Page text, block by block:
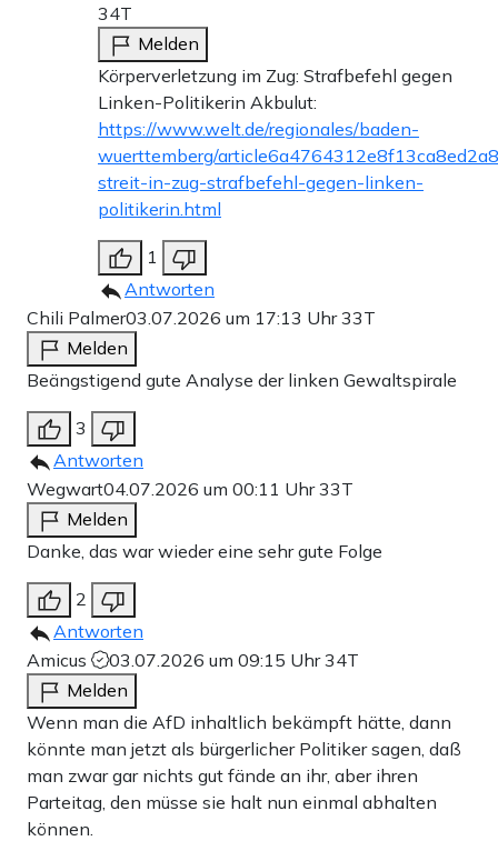
34T
Melden
Körperverletzung im Zug: Strafbefehl gegen
Linken-Politikerin Akbulut:
https://www.welt.de/regionales/baden-
wuerttemberg/
streit-in-zug-strafbefehl-gegen-linken-
politikerin.html
1
Antworten
Chili Palmer03.07.2026 um 17:13 Uhr33T
Melden
Beängstigend gute Analyse der linken Gewaltspirale
3
Antworten
Wegwart04.07.2026 um 00:11 Uhr33T
Melden
Danke, das war wieder eine sehr gute Folge
2
Antworten
Amicus
03.07.2026 um 09:15 Uhr34T
Melden
Wenn man die AfD inhaltlich bekämpft hätte, dann
könnte man jetzt als bürgerlicher Politiker sagen, daß
man zwar gar nichts gut fände an ihr, aber ihren
Parteitag, den müsse sie halt nun einmal abhalten
können.